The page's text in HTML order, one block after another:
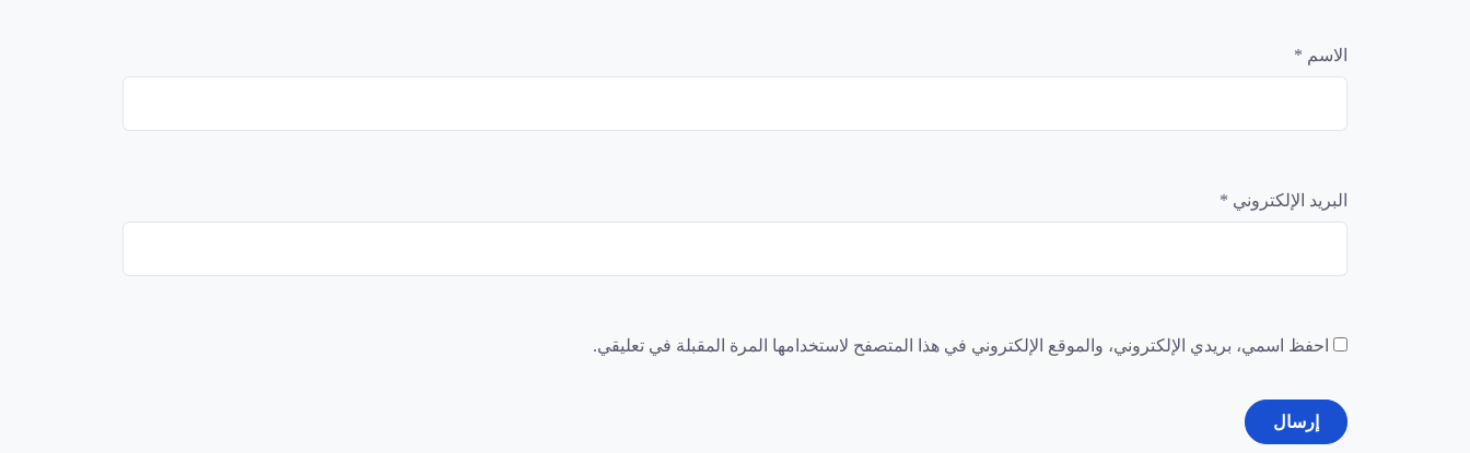
الاسم *
البريد الإلكتروني *
احفظ اسمي، بريدي الإلكتروني، والموقع الإلكتروني في هذا المتصفح لاستخدامها المرة المقبلة في تعليقي.